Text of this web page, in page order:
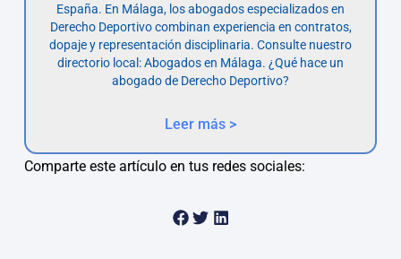
España. En Málaga, los abogados especializados en
Derecho Deportivo combinan experiencia en contratos,
dopaje y representación disciplinaria. Consulte nuestro
directorio local: Abogados en Málaga. ¿Qué hace un
abogado de Derecho Deportivo?
Leer más >
Comparte este artículo en tus redes sociales: